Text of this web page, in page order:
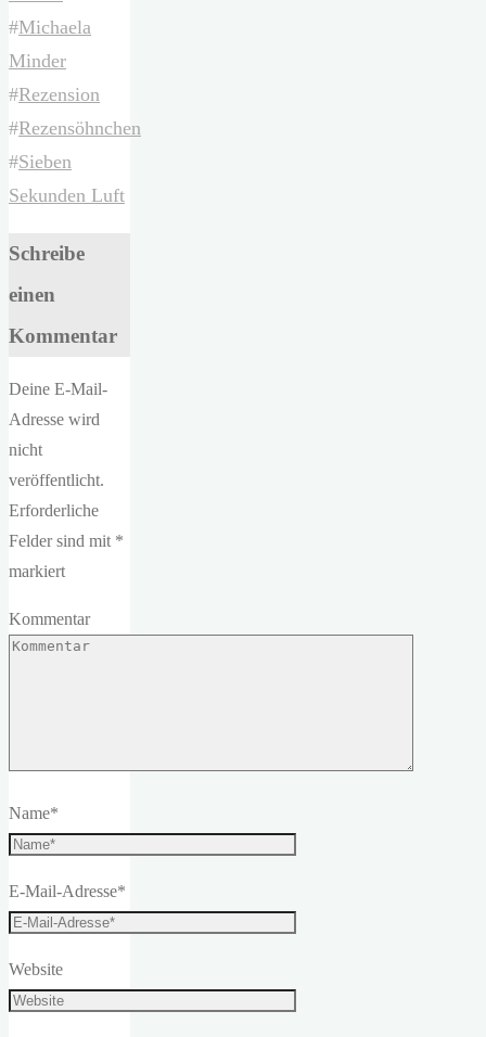
#Michaela
Minder
#Rezension
#Rezensöhnchen
#Sieben
Sekunden Luft
Schreibe
einen
Kommentar
Deine E-Mail-
Adresse wird
nicht
veröffentlicht.
Erforderliche
Felder sind mit *
markiert
Kommentar
Name*
E-Mail-Adresse*
Website